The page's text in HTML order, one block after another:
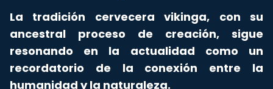
La tradición cervecera vikinga, con su
ancestral proceso de creación, sigue
resonando en la actualidad como un
recordatorio de la conexión entre la
humanidad y la naturaleza.